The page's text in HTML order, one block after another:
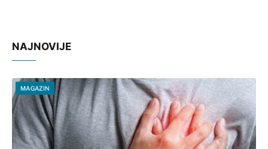
NAJNOVIJE
MAGAZIN